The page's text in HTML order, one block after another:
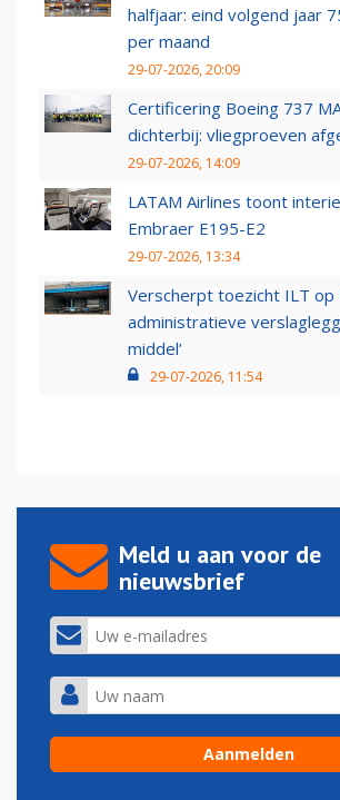
halfjaar: eind volgend jaar
per maand
29-07-2026, 20:09
Certificering Boeing 737
dichterbij: vliegproeven
29-07-2026, 14:09
LATAM Airlines toont
Embraer E195-E2
29-07-2026, 13:34
Verscherpt toezicht ILT op
administratieve
middel’
29-07-2026, 11:54
Meld u aan voor de
nieuwsbrief